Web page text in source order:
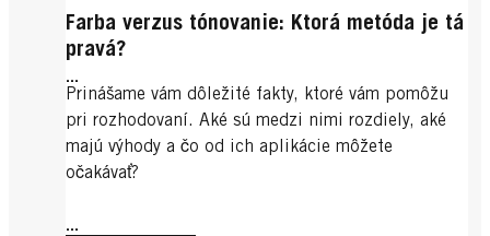
Farba verzus tónovanie: Ktorá metóda je tá
pravá?
...
Prinášame vám dôležité fakty, ktoré vám pomôžu
pri rozhodovaní. Aké sú medzi nimi rozdiely, aké
majú výhody a čo od ich aplikácie môžete
očakávať?
...